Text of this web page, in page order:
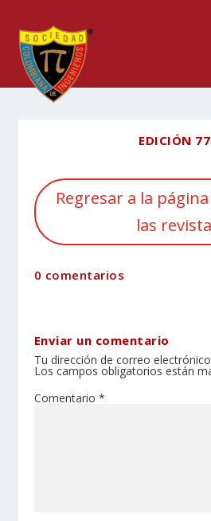
EDICIÓN
Regresar a la
las
0 comentarios
Enviar un comentario
Tu dirección de correo
Los campos obligatorios están
Comentario *